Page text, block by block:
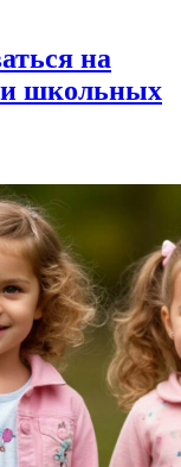
на
и школьных